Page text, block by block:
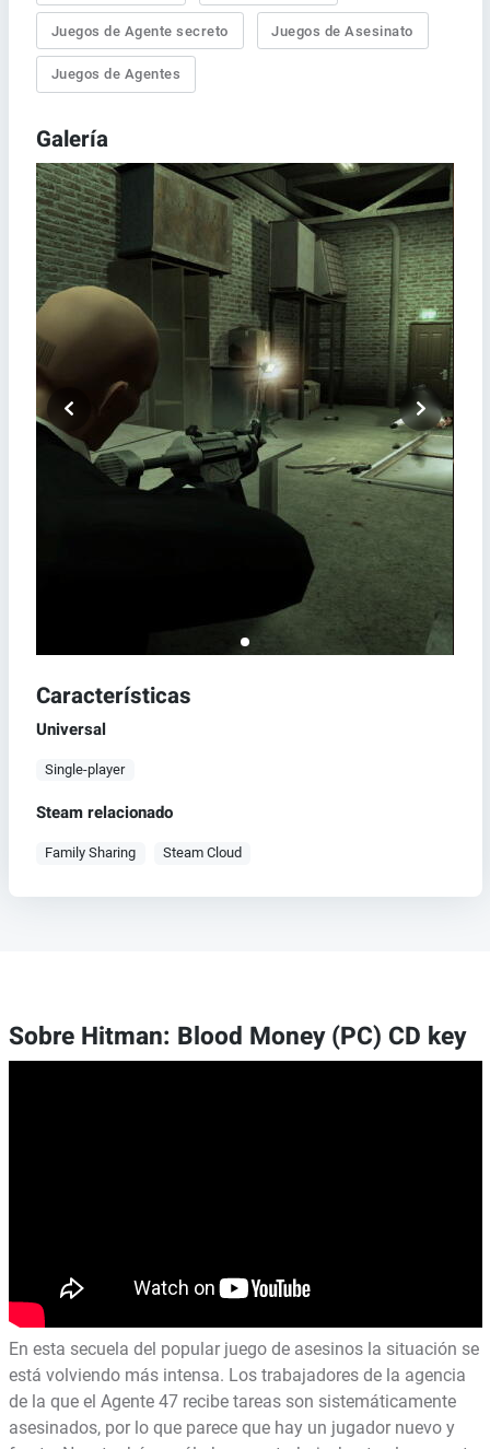
Juegos de Agente secreto Juegos de Asesinato
Juegos de Agentes
Galería
Características
Universal
Single-player
Steam relacionado
Family Sharing Steam Cloud
Sobre Hitman: Blood Money (PC) CD key
En esta secuela del popular juego de asesinos la situación se
está volviendo más intensa. Los trabajadores de la agencia
de la que el Agente 47 recibe tareas son sistemáticamente
asesinados, por lo que parece que hay un jugador nuevo y